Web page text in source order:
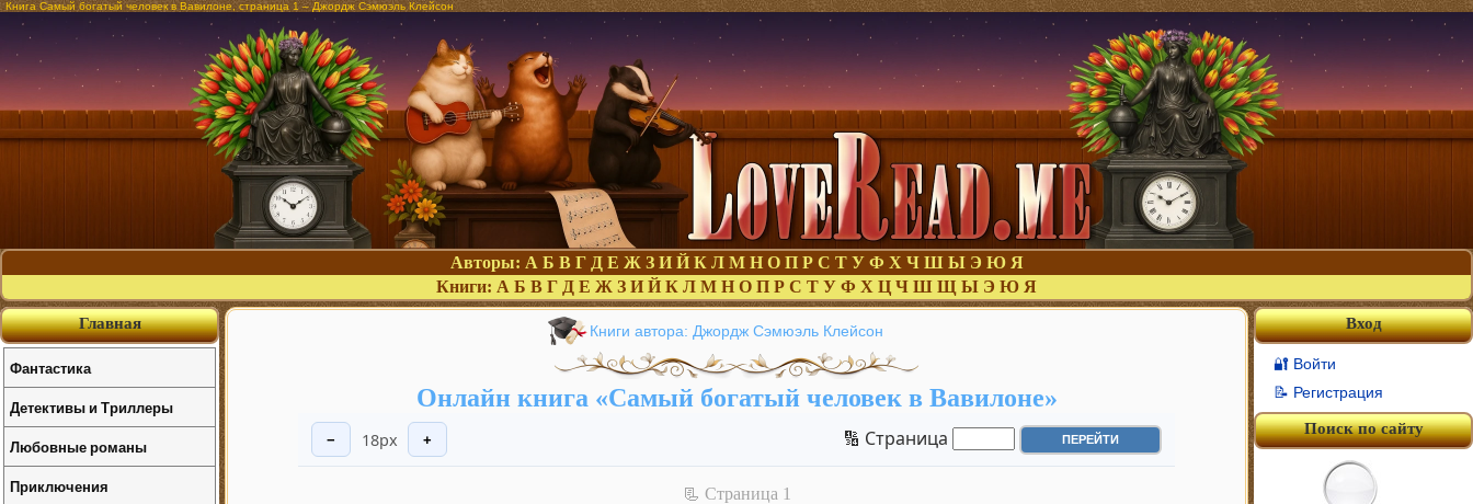
Книга Самый богатый человек в Вавилоне, страница 1 – Джордж Сэмюэль Клейсон
Авторы: А Б В Г Д Е Ж З И Й К Л М Н О П Р С Т У Ф Х Ч Ш Ы Э Ю Я
Книги: А Б В Г Д Е Ж З И Й К Л М Н О П Р С Т У Ф Х Ц Ч Ш Щ Ы Э Ю Я
Книги автора: Джордж Сэмюэль Клейсон
Онлайн книга «Самый богатый человек в Вавилоне»
− 18px + 🔢 Страница
📃 Cтраница 1
Вход
🔐 Войти
📝 Регистрация
Поиск по сайту
Главная
Фантастика
Детективы и Триллеры
Любовные романы
Приключения